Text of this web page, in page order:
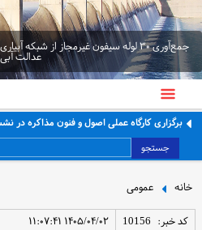
جمع‌آوری ۳۰ لوله سیفون غیرمجاز از شبکه
عدالت آبی
برگزاری کارگاه عملی اصول و فنون مذاکره در نشست ۱۴۷ کافه دانش
جستجو
خانه عمومی
کد خبر: 10156 ۱۴۰۵/۰۴/۰۲ ۱۱:۰۷:۴۱